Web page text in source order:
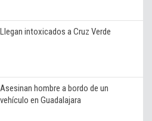
Llegan intoxicados a Cruz Verde
Asesinan hombre a bordo de un
vehículo en Guadalajara